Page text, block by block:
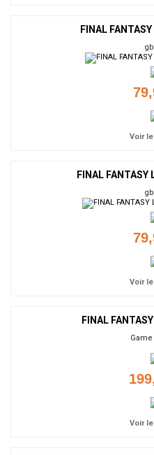
FINAL
gb
Voir
FINAL
gb
Voir
FINAL
Game
Voir